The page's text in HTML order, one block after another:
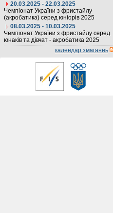
20.03.2025 - 22.03.2025
Чемпіонат України з фристайлу
(акробатика) серед юніорів 2025
08.03.2025 - 10.03.2025
Чемпіонат України з фристайлу серед
юнаків та дівчат - акробатика 2025
календар змаганнь